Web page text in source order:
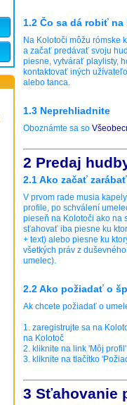
1.2 Čo sa dá robiť
Na Kolotoči môžu rómske
a začať predávať svoju
piesne, vytvárať playlisty,
kontaktovať iných
alebo tanca.
1.3 Neprehliadnite
Oboznámte sa so
2 Predaj
2.1 Ako začať
V prvom rade musia
profile, po schválení
pieseň na Kolotoči ako na
sťahovať iba piesne ku
+ text) alebo piesne ku
všetkých práv z
umelec).
2.2 Ako požiadať o
Ak chcete požiadať o
1. zaregistrujte sa na
na Kolotoč
2. kliknite na link 'Môj
3. kliknite na tlačítko
3 Sťahovanie